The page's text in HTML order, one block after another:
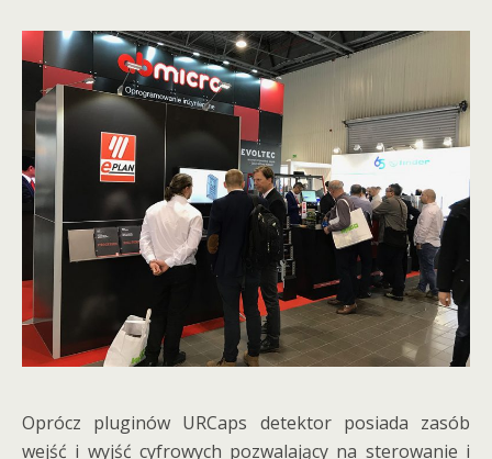
Oprócz pluginów URCaps detektor posiada zasób
wejść i wyjść cyfrowych pozwalający na sterowanie i